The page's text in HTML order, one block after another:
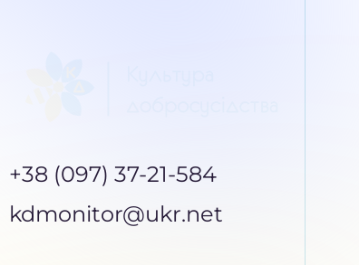
+38 (097) 37-21-584
kdmonitor@ukr.net